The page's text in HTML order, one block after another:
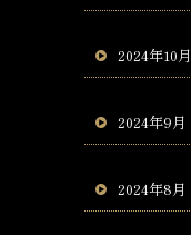
2024年10月
2024年9月
2024年8月